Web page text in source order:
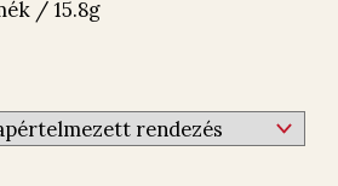
/ 15.8g